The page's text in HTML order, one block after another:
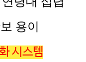
용이
시스템